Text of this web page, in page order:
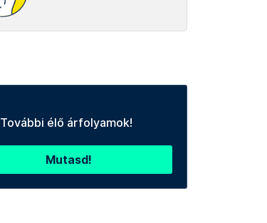
További élő árfolyamok!
Mutasd!